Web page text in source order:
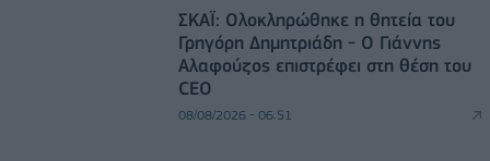
ΣΚΑΪ: Ολοκληρώθηκε η θητεία του
Γρηγόρη Δημητριάδη - Ο Γιάννης
Αλαφούζος επιστρέφει στη θέση του
CEO
08/08/2026 - 06:51